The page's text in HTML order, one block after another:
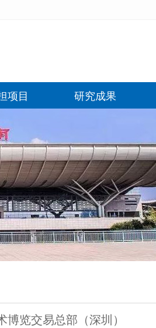
项目 研究成果
博览交易总部（深圳）